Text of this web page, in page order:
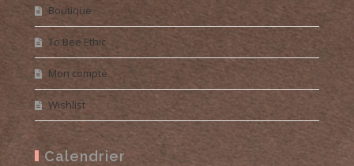
Boutique
To Bee Ethic
Mon compte
Wishlist
Calendrier